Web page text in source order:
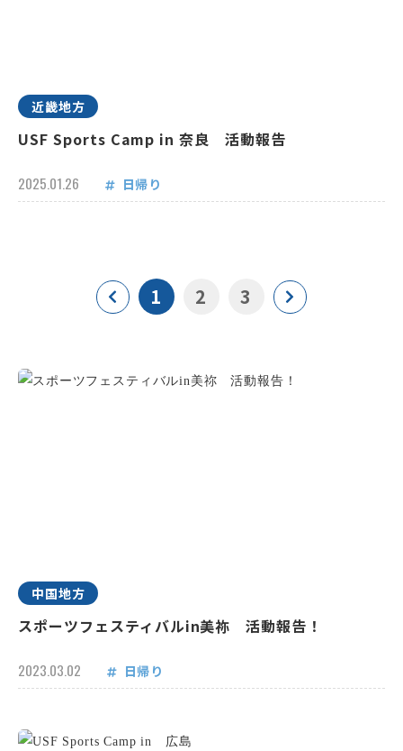
近畿地方
USF Sports Camp in 奈良 活動報告
2025.01.26 日帰り
1 2 3
中国地方
スポーツフェスティバルin美祢 活動報告！
2023.03.02 日帰り